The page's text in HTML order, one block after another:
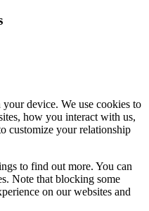
device. We use cookies to
how you interact with us,
customize your relationship
to find out more. You can
Note that blocking some
on our websites and